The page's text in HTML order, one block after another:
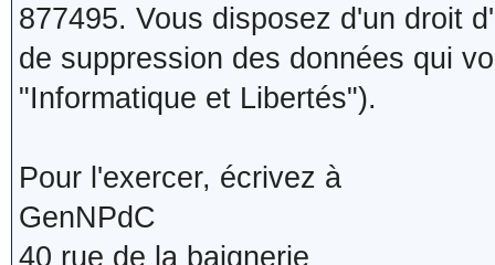
877495. Vous disposez d'un droit
de suppression des données qui
"Informatique et Libertés").
Pour l'exercer, écrivez à
GenNPdC
40 rue de la baignerie